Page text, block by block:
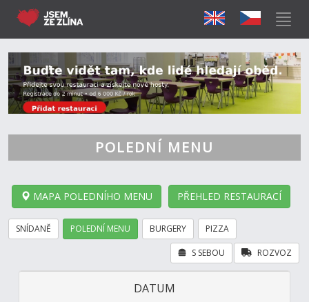
POLEDNÍ MENU
MAPA POLEDNÍHO MENU PŘEHLED RESTAURACÍ
SNÍDANĚ POLEDNÍ MENU BURGERY PIZZA
ROZVOZ
S SEBOU
DATUM